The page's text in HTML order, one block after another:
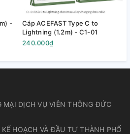
-
Cáp ACEFAST Type C to
Lightning (1.2m) - C1-01
240.000₫
MẠI DỊCH VỤ VIỄN THÔNG ĐỨC
HOẠCH VÀ ĐẦU TƯ THÀNH PHỐ